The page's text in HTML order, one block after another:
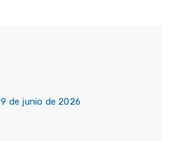
9 de junio de 2026